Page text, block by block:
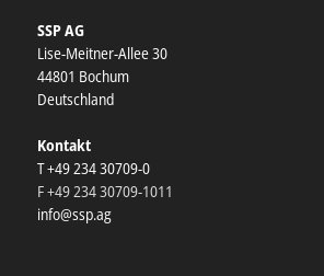
SSP AG
Lise-Meitner-Allee 30
44801 Bochum
Deutschland
Kontakt
T +49 234 30709-0
F +49 234 30709-1011
info@ssp.ag